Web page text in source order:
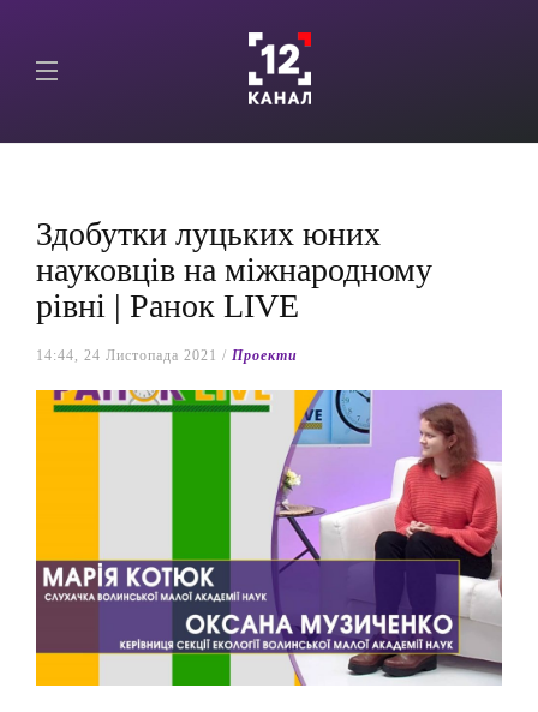
Здобутки луцьких юних
науковців на міжнародному
рівні | Ранок LIVE
14:44, 24 Листопада 2021 / Проекти